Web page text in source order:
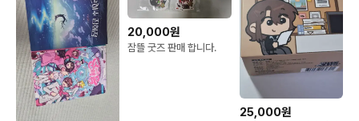
20,000원
잠뜰 굿즈 판매 합니다.
25,000원